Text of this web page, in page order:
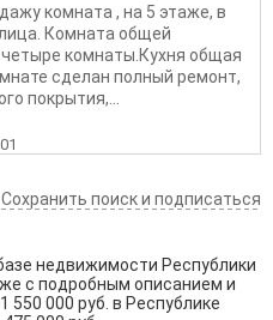
комната , на 5 этаже, в
Комната общей
комнаты.Кухня общая
сделан полный ремонт,
покрытия,...
Сохранить поиск и подписаться
недвижимости Республики
с подробным описанием и
1 550 000 руб. в Республике